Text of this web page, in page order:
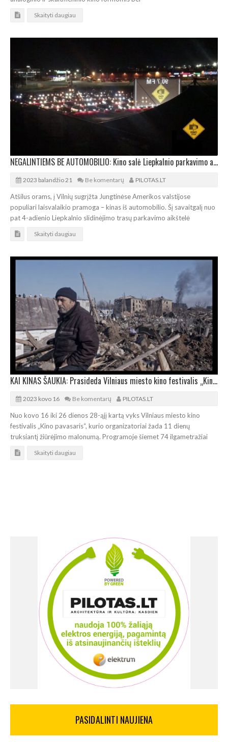
Skaityti daugiau
NEGALINTIEMS BE AUTOMOBILIO: Kino salė Liepkalnio parkavimo aikštelėje
2023 balandžio 21 Be komentarų PILOTAS.LT
Atšilus orams, į Vilnių sugrįžta Jungtinėse Amerikos valstijose
populiari laisvalaikio pramoga – kinas iš automobilio. Šį savaitgalį nuo
pat 4-adienio Liepkalnio slidinėjimo trasų parkavimo aikštelė
Skaityti daugiau
KAI KINAS ŠAUKIA: Prasideda Vilniaus miesto kino festivalis „Kino pavasaris“
2023 kovo 16 Be komentarų PILOTAS.LT
Nuo kovo 16 iki 26 dienos 28-ąjį kartą vyks Vilniaus miesto kino
festivalis „Kino pavasaris“, kurio organizatoriai žada 11 dienų
truksiantį žiūrėjimo malonumą. Programoje šiemet 74 ilgametražiai
Skaityti daugiau
PASIDALINTI NAUJIENA